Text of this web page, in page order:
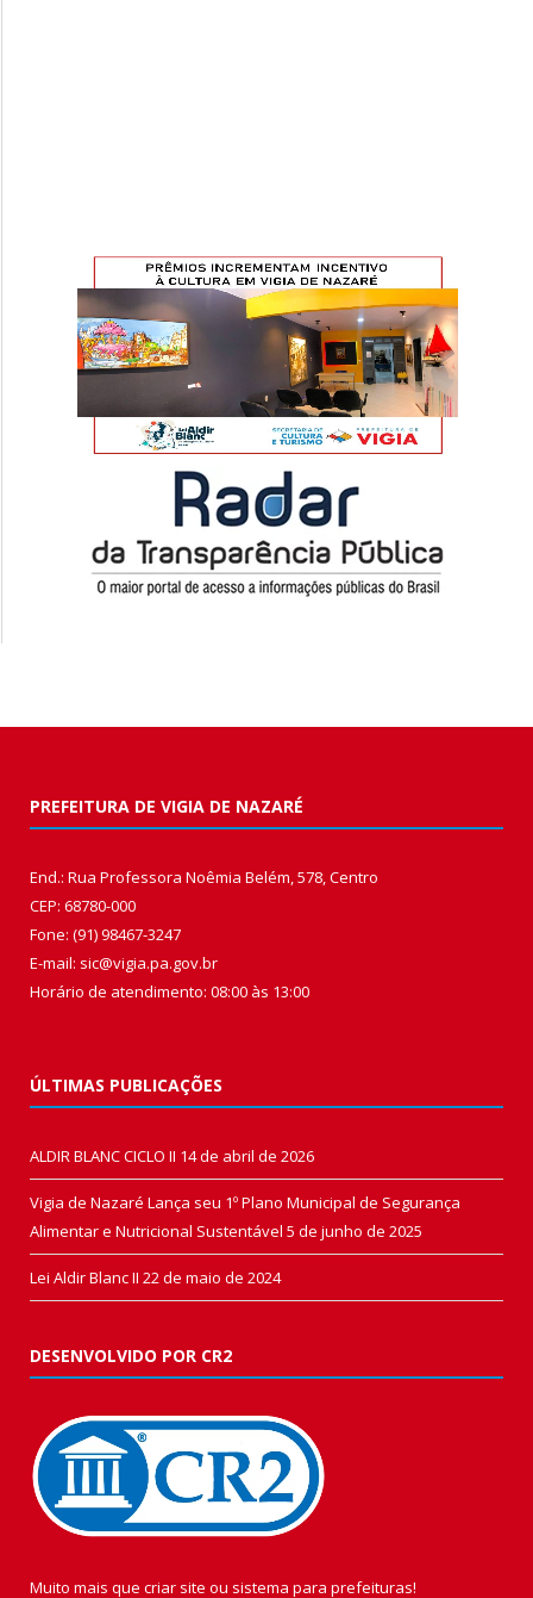
PREFEITURA DE VIGIA DE NAZARÉ
End.: Rua Professora Noêmia Belém, 578, Centro
CEP: 68780-000
Fone: (91) 98467-3247
E-mail: sic@vigia.pa.gov.br
Horário de atendimento: 08:00 às 13:00
ÚLTIMAS PUBLICAÇÕES
ALDIR BLANC CICLO II 14 de abril de 2026
Vigia de Nazaré Lança seu 1º Plano Municipal de Segurança
Alimentar e Nutricional Sustentável 5 de junho de 2025
Lei Aldir Blanc II 22 de maio de 2024
DESENVOLVIDO POR CR2
Muito mais que criar site ou sistema para prefeituras!